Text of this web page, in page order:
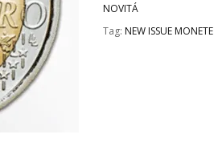
NOVITÁ
Tag: NEW ISSUE MONETE